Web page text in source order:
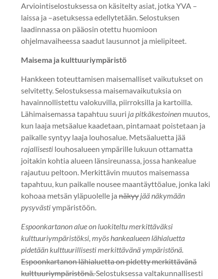
Arviointiselostuksessa on käsitelty asiat, jotka YVA –
laissa ja –asetuksessa edellytetään. Selostuksen
laadinnassa on pääosin otettu huomioon
ohjelmavaiheessa saadut lausunnot ja mielipiteet.
Maisema ja kulttuuriympäristö
Hankkeen toteuttamisen maisemalliset vaikutukset on
selvitetty. Selostuksessa maisemavaikutuksia on
havainnollistettu valokuvilla, piirroksilla ja kartoilla.
Lähimaisemassa tapahtuu suuri ja pitkäkestoinen muutos,
kun laaja metsäalue kaadetaan, pintamaat poistetaan ja
paikalle syntyy laaja louhosalue. Metsäaluetta jää
rajallisesti louhosalueen ympärille lukuun ottamatta
joitakin kohtia alueen länsireunassa, jossa hankealue
rajautuu peltoon. Merkittävin muutos maisemassa
tapahtuu, kun paikalle nousee maantäyttöalue, jonka laki
kohoaa metsän yläpuolelle janäkyyjää näkymään
pysyvästiympäristöön.
Espoonkartanon alue on luokiteltu merkittäväksi
kulttuuriympäristöksi, myös hankealueen lähialuetta
pidetään kulttuurillisesti merkittävänä ympäristönä.
Espoonkartanon lähialuetta on pidetty merkittävänä
kulttuuriympäristönä.Selostuksessa valtakunnallisesti